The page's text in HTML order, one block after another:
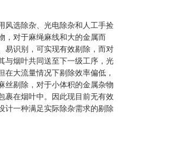
风选除杂、光电除杂和人工手捡
，对于麻绳麻线和大的金属而
易识别，可实现有效剔除，而对
与烟叶共同送至下一级工序，光
在大流量情况下剔除效率偏低，
丝剔除，对于小体积的金属杂物
裹在烟叶中。因此现目前无有效
计一种满足实际除杂需求的剔除